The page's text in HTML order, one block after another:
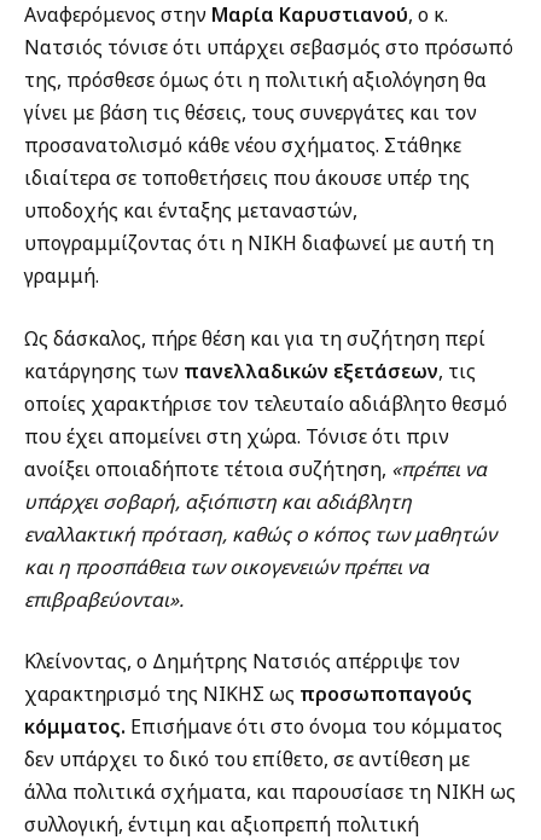
Αναφερόμενος στην Μαρία Καρυστιανού, ο κ.
Νατσιός τόνισε ότι υπάρχει σεβασμός στο πρόσωπό
της, πρόσθεσε όμως ότι η πολιτική αξιολόγηση θα
γίνει με βάση τις θέσεις, τους συνεργάτες και τον
προσανατολισμό κάθε νέου σχήματος. Στάθηκε
ιδιαίτερα σε τοποθετήσεις που άκουσε υπέρ της
υποδοχής και ένταξης μεταναστών,
υπογραμμίζοντας ότι η ΝΙΚΗ διαφωνεί με αυτή τη
γραμμή.
Ως δάσκαλος, πήρε θέση και για τη συζήτηση περί
κατάργησης των πανελλαδικών εξετάσεων, τις
οποίες χαρακτήρισε τον τελευταίο αδιάβλητο θεσμό
που έχει απομείνει στη χώρα. Τόνισε ότι πριν
ανοίξει οποιαδήποτε τέτοια συζήτηση, «πρέπει να
υπάρχει σοβαρή, αξιόπιστη και αδιάβλητη
εναλλακτική πρόταση, καθώς ο κόπος των μαθητών
και η προσπάθεια των οικογενειών πρέπει να
επιβραβεύονται».
Κλείνοντας, ο Δημήτρης Νατσιός απέρριψε τον
χαρακτηρισμό της ΝΙΚΗΣ ως προσωποπαγούς
κόμματος. Επισήμανε ότι στο όνομα του κόμματος
δεν υπάρχει το δικό του επίθετο, σε αντίθεση με
άλλα πολιτικά σχήματα, και παρουσίασε τη ΝΙΚΗ ως
συλλογική, έντιμη και αξιοπρεπή πολιτική